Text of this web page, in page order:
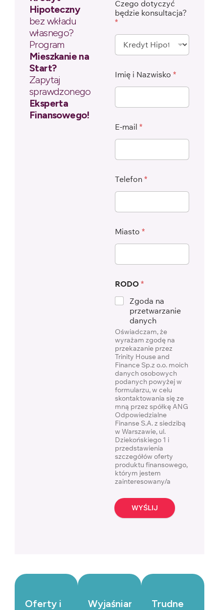
Hipoteczny
bez wkładu
własnego?
Program
Mieszkanie na
Start?
Zapytaj
sprawdzonego
Eksperta
Finansowego!
Czego dotyczyć
będzie konsultacja?
*
Imię i Nazwisko *
E-mail *
Telefon *
Miasto *
RODO *
Zgoda na
przetwarzanie
danych
Oświadczam, że
wyrażam zgodę na
przekazanie przez
Trinity House and
Finance Sp.z o.o. moich
danych osobowych
podanych powyżej w
formularzu, w celu
skontaktowania się ze
mną przez spółkę ANG
Odpowiedzialne
Finanse S.A. z siedzibą
w Warszawie, ul.
Dziekońskiego 1 i
przedstawienia
szczegółów oferty
produktu finansowego,
którym jestem
zainteresowany/a
WYŚLIJ
Oferty i
Wyjaśniamy,
Trudne